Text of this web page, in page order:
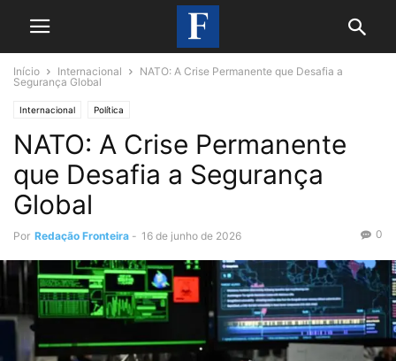
Início Internacional
NATO: A Crise Permanente que Desafia a
Segurança Global
Internacional Política
NATO: A Crise Permanente
que Desafia a Segurança
Global
Por Redação Fronteira - 16 de junho de 2026 0